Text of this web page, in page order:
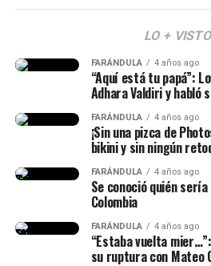
MERO TOTEE — Blessd,
4 Life — Kris R.
LO + VISTO
FARÁNDULA 4 años ago
“Aquí está tu papá”:
Adhara Valdiri y habló
FARÁNDULA 4 años ago
¡Sin una pizca de
bikini y sin ningún
FARÁNDULA 4 años ago
Se conoció quién
Colombia
FARÁNDULA 4 años ago
“Estaba vuelta
su ruptura con Mateo